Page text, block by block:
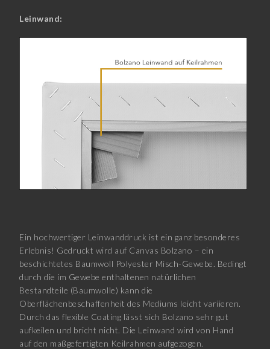
Leinwand:
Ein hochwertiger Leinwanddruck ist ein ganz besonderes
Erlebnis! Gedruckt wird auf Canvas Bolzano – ein
beschichtetes Baumwoll Polyester Misch-Gewebe. Bedingt
durch die im Gewebe enthaltenen natürlichen
Bestandteile (Baumwolle) kann die
Oberflächenbeschaffenheit des Mediums leicht variieren.
Durch das flexible Coating lässt sich Bolzano sehr gut
aufkeilen und bricht nicht. Die Leinwand wird von Hand
auf den maßgefertigten Keilrahmen aufgezogen.